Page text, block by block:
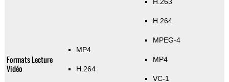
Formats Lecture
Vidéo
MP4
H.264
H.264
MPEG-4
MP4
VC-1